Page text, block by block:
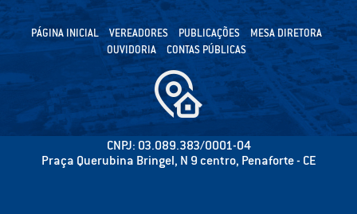
PÁGINA INICIAL VEREADORES PUBLICAÇÕES
MESA DIRETORA
OUVIDORIA
CONTAS PÚBLICAS
CNPJ: 03.089.383/0001-04
Praça Querubina Bringel, N 9 centro, Penaforte - CE